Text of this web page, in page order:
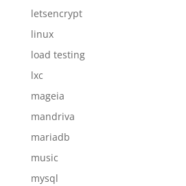
letsencrypt
linux
load testing
lxc
mageia
mandriva
mariadb
music
mysql